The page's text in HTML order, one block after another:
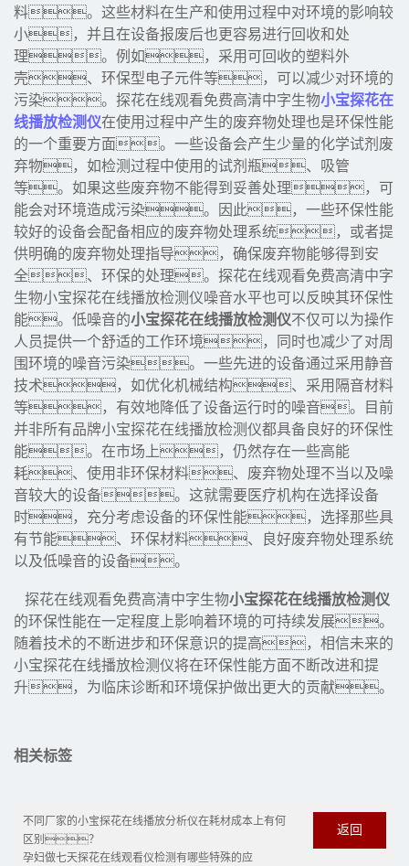
料。这些材料在生产和使用过程中对环境的影响较
小，并且在设备报废后也更容易进行回收和处
理。例如，采用可回收的塑料外
壳、环保型电子元件等，可以减少对环境的
污染。探花在线观看免费高清中字生物小宝探花在
线播放检测仪在使用过程中产生的废弃物处理也是环保性能
的一个重要方面。一些设备会产生少量的化学试剂废
弃物，如检测过程中使用的试剂瓶、吸管
等。如果这些废弃物不能得到妥善处理，可
能会对环境造成污染。因此，一些环保性能
较好的设备会配备相应的废弃物处理系统，或者提
供明确的废弃物处理指导，确保废弃物能够得到安
全、环保的处理。探花在线观看免费高清中字
生物小宝探花在线播放检测仪噪音水平也可以反映其环保性
能。低噪音的小宝探花在线播放检测仪不仅可以为操作
人员提供一个舒适的工作环境，同时也减少了对周
围环境的噪音污染。一些先进的设备通过采用静音
技术，如优化机械结构、采用隔音材料
等，有效地降低了设备运行时的噪音。目前
并非所有品牌小宝探花在线播放检测仪都具备良好的环保性
能。在市场上，仍然存在一些高能
耗、使用非环保材料、废弃物处理不当以及噪
音较大的设备。这就需要医疗机构在选择设备
时，充分考虑设备的环保性能，选择那些具
有节能、环保材料、良好废弃物处理系统
以及低噪音的设备。
探花在线观看免费高清中字生物小宝探花在线播放检测仪
的环保性能在一定程度上影响着环境的可持续发展。
随着技术的不断进步和环保意识的提高，相信未来的
小宝探花在线播放检测仪将在环保性能方面不断改进和提
升，为临床诊断和环境保护做出更大的贡献。
相关标签
不同厂家的小宝探花在线播放分析仪在耗材成本上有何
区别？
孕妇做七天探花在线观看仪检测有哪些特殊的应
返回